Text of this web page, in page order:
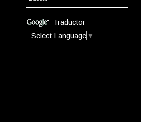
Traductor
Select Language ▼